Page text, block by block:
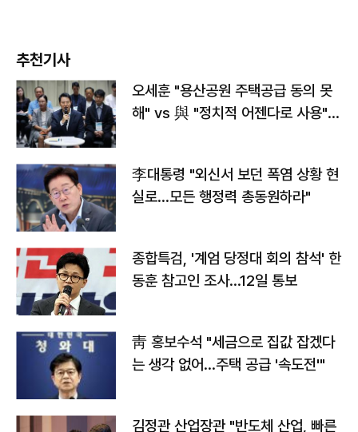
추천기사
오세훈 "용산공원 주택공급 동의 못
해" vs 與 "정치적 어젠다로 사용"
李대통령 "외신서 보던 폭염 상황 현
실로…모든 행정력 총동원하라"
종합특검, '계엄 당정대 회의 참석' 한
동훈 참고인 조사...12일 통보
靑 홍보수석 "세금으로 집값 잡겠다
는 생각 없어…주택 공급 '속도전'"
김정관 산업장관 "반도체 산업, 빠른